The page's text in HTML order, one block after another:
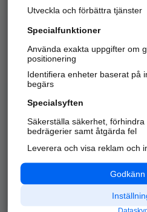
Kom
Alla kategorier
API & Kartor
Utveckla och förbättra tjänster
Specialfunktioner
Använda exakta uppgifter om
positionering
Identifiera enheter baserat på
begärs
Specialsyften
Säkerställa säkerhet, förhindra
bedrägerier samt åtgärda fel
Leverera och visa reklam och
Godkänn